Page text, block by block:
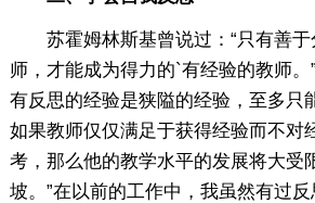
苏霍姆林斯基曾说过：“只有善于
师，才能成为得力的`有经验的教师。
有反思的经验是狭隘的经验，至多只
如果教师仅仅满足于获得经验而不对
考，那么他的教学水平的发展将大受
坡。”在以前的工作中，我虽然有过